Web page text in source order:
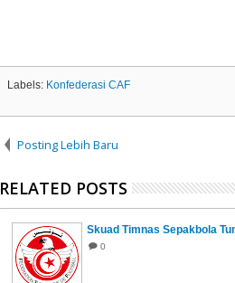
Labels: Konfederasi CAF
Posting Lebih Baru
RELATED POSTS
Skuad Timnas Sepakbola
0